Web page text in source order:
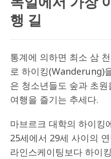
행 길
통계에 의하면 최소 삼
로 하이킹(Wanderung)
은 청소년들도 숲과 초
여행을 즐기는 추세다.
마브르크 대학의 하이킹
25세에서 29세 사이의
라인스케이팅보다 하이